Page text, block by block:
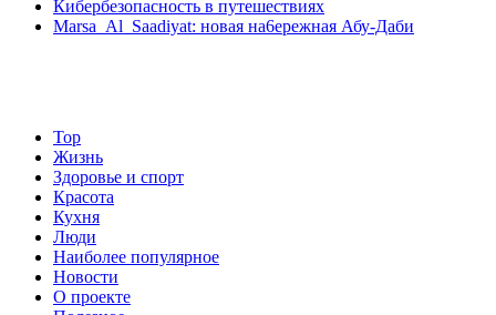
Кибербезопасность в путешествиях
Marsa Al Saadiyat: новая на6ережная Абу-Даби
Top
Жизнь
Здоровье и спорт
Красота
Кухня
Люди
Наиболее популярное
Новости
О проекте